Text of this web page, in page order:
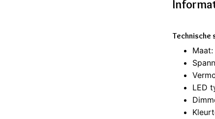
Technische
LED